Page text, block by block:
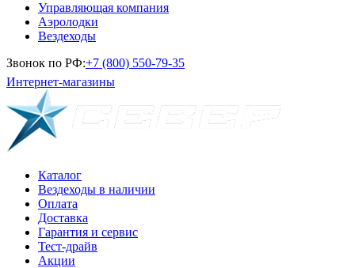
Управляющая компания
Аэролодки
Вездеходы
Звонок по РФ:+7 (800) 550-79-35
Интернет-магазины
Каталог
Вездеходы в наличии
Оплата
Доставка
Гарантия и сервис
Тест-драйв
Акции